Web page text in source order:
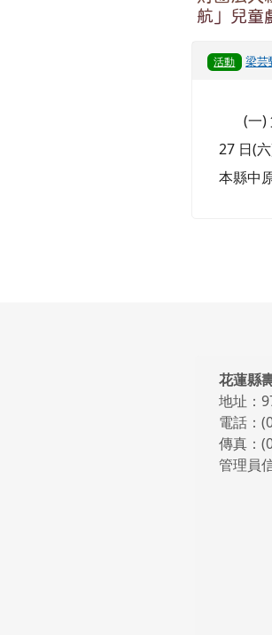
航」兒童
活動 梁芸
(一)
27 日(
本縣中
頁尾
花蓮縣
地址：
電話：
傳真：
管理員